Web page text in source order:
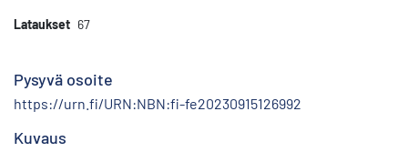
Lataukset 67
Pysyvä osoite
https://urn.fi/URN:NBN:fi-fe20230915126992
Kuvaus